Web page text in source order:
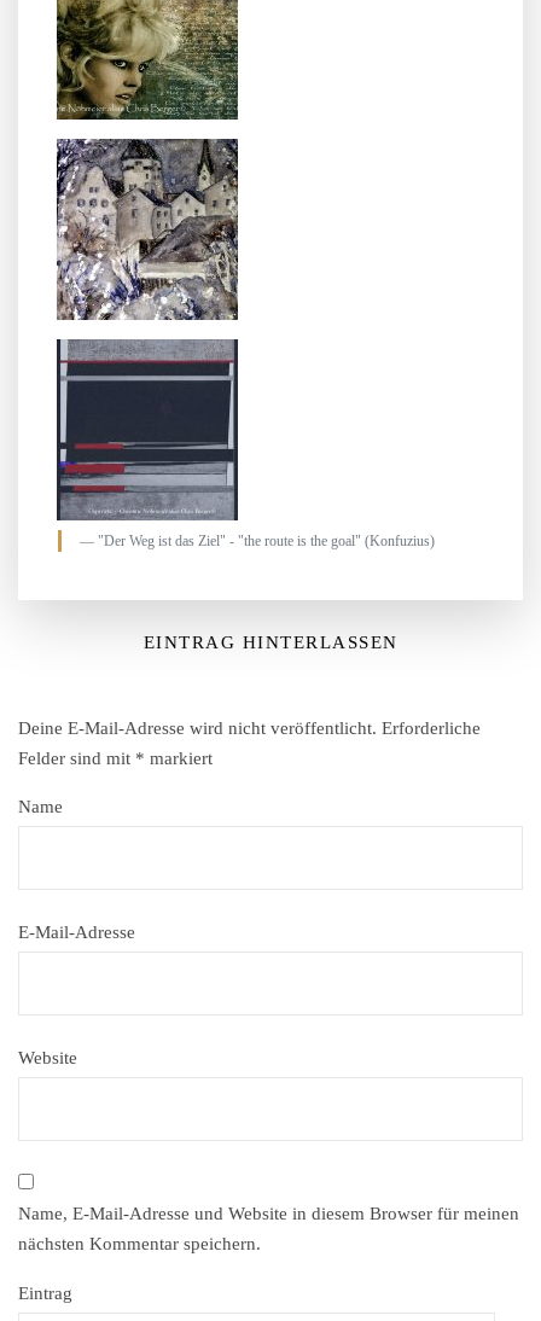
"Der Weg ist das Ziel" - "the route is the goal" (Konfuzius)
EINTRAG HINTERLASSEN
Deine E-Mail-Adresse wird nicht veröffentlicht. Erforderliche
Felder sind mit * markiert
Name
E-Mail-Adresse
Website
Name, E-Mail-Adresse und Website in diesem Browser für meinen
nächsten Kommentar speichern.
Eintrag